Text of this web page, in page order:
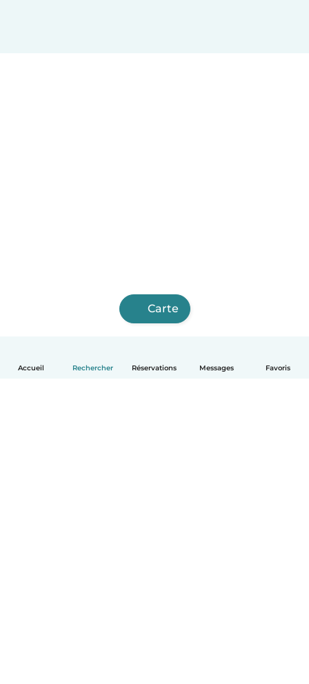
Accueil Rechercher Réservations Messages Favoris
Carte